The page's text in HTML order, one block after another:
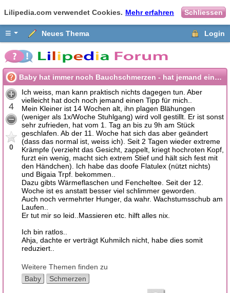
Lilipedia.com verwendet Cookies. Mehr erfahren Schliessen
≡ Neues Thema Login
Baby hat immer noch Bauchschmerzen - hat jemand einen Tipp?
4
0
Ich weiss, man kann praktisch nichts dagegen tun. Aber
vielleicht hat doch noch jemand einen Tipp für mich..
Mein Kleiner ist 14 Wochen alt, ihn plagen Blähungen
(weniger als 1x/Woche Stuhlgang) wird voll gestillt. Er ist sonst
sehr zufrieden, hat vom 1. Tag an bis zu 9h am Stück
geschlafen. Ab der 11. Woche hat sich das aber geändert
(dass das normal ist, weiss ich). Seit 2 Tagen wieder extreme
Krämpfe (verzieht das Gesicht, zappelt, kriegt hochroten Kopf,
furzt ein wenig, macht sich extrem Stief und hält sich fest mit
den Händchen). Ich habe das doofe Flatulex (nützt nichts)
und Bigaia Trpf. bekommen..
Dazu gibts Wärmeflaschen und Fencheltee. Seit der 12.
Woche ist es anstatt besser viel schlimmer geworden.
Auch noch vermehrter Hunger, da wahr. Wachstumsschub am
Laufen..
Er tut mir so leid..Massieren etc. hilft alles nix.
Ich bin ratlos..
Ahja, dachte er verträgt Kuhmilch nicht, habe dies somit
reduziert..
Weitere Themen finden zu
Baby
Schmerzen